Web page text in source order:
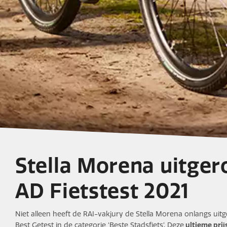
Nieuwe Stella Morena
Al twee prestigieuze prijzen in de
Stella Morena
AD Fietstest 2021
Niet alleen heeft de RAI-vakjury de Stella Morena onlangs
Best Getest in de categorie ‘Beste Stadsfiets’. Dezeultieme